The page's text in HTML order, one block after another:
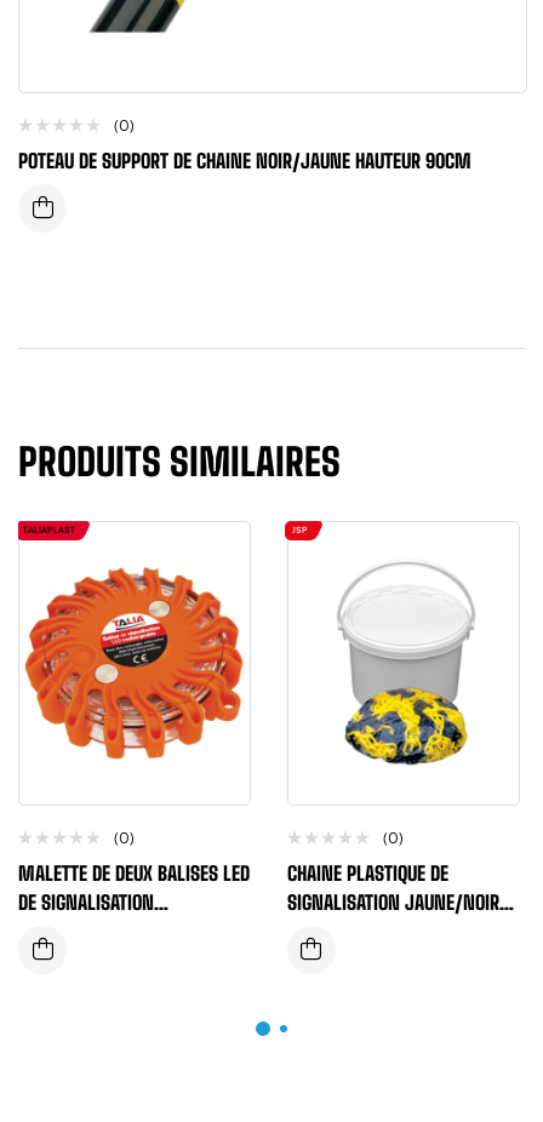
(0)
POTEAU DE SUPPORT DE CHAINE NOIR/JAUNE HAUTEUR 90CM
PRODUITS SIMILAIRES
TALIAPLAST
(0)
MALETTE DE DEUX BALISES LED
DE SIGNALISATION
RECHARGEABLES ET
MAGNETIQUES
JSP
(0)
CHAINE PLASTIQUE DE
SIGNALISATION JAUNE/NOIR
DIAMETRE 6MM